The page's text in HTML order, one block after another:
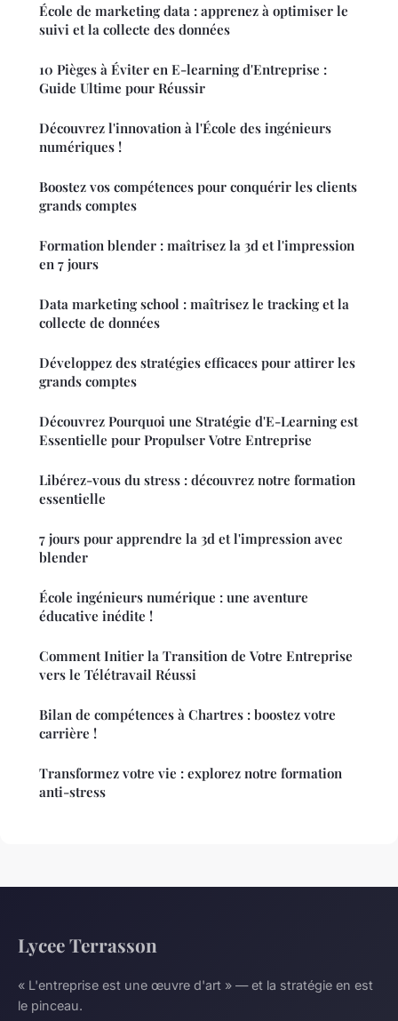
École de marketing data : apprenez à optimiser le
suivi et la collecte des données
10 Pièges à Éviter en E-learning d'Entreprise :
Guide Ultime pour Réussir
Découvrez l'innovation à l'École des ingénieurs
numériques !
Boostez vos compétences pour conquérir les clients
grands comptes
Formation blender : maîtrisez la 3d et l'impression
en 7 jours
Data marketing school : maîtrisez le tracking et la
collecte de données
Développez des stratégies efficaces pour attirer les
grands comptes
Découvrez Pourquoi une Stratégie d'E-Learning est
Essentielle pour Propulser Votre Entreprise
Libérez-vous du stress : découvrez notre formation
essentielle
7 jours pour apprendre la 3d et l'impression avec
blender
École ingénieurs numérique : une aventure
éducative inédite !
Comment Initier la Transition de Votre Entreprise
vers le Télétravail Réussi
Bilan de compétences à Chartres : boostez votre
carrière !
Transformez votre vie : explorez notre formation
anti-stress
Lycee Terrasson
« L'entreprise est une œuvre d'art » — et la stratégie en est
le pinceau.